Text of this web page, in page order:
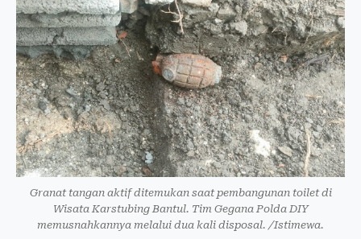
Granat tangan aktif ditemukan saat pembangunan toilet di
Wisata Karstubing Bantul. Tim Gegana Polda DIY
memusnahkannya melalui dua kali disposal. /Istimewa.